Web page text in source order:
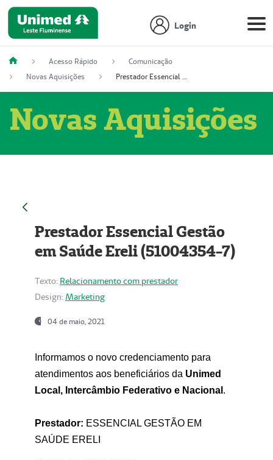
Login
Acesso Rápido
Comunicação
Novas Aquisições
Prestador Essencial Gestão em Saúde Ereli (51004354-7)
Novas Aquisições
Prestador Essencial Gestão
em Saúde Ereli (51004354-7)
Texto: Relacionamento com prestador
Design: Marketing
04 de maio, 2021
Informamos o novo credenciamento para
atendimentos aos beneficiários da Unimed
Local, Intercâmbio Federativo e Nacional .
Prestador: ESSENCIAL GESTÃO EM
SAÚDE ERELI